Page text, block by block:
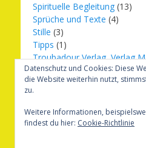
Spirituelle Begleitung (13)
Sprüche und Texte (4)
Stille (3)
Tipps (1)
Troubadour Verlag, Verlag
Übungen (1)
Urbilder(20)
Verlag Märchenhaft leben
Weihnachten(16)
Datenschutz und Cookies: Diese
die Website weiterhin nutzt,
zu.
Weitere Informationen,
findest du hier: Cookie-Richtlinie